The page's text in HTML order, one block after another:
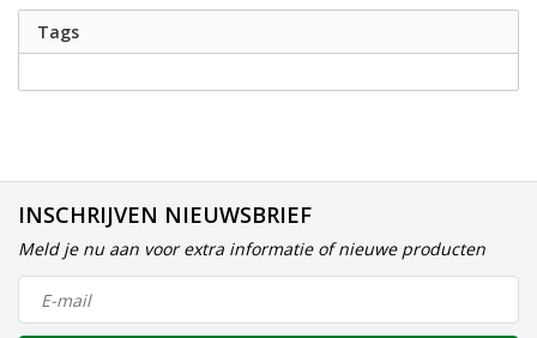
Tags
INSCHRIJVEN NIEUWSBRIEF
Meld je nu aan voor extra informatie of nieuwe producten